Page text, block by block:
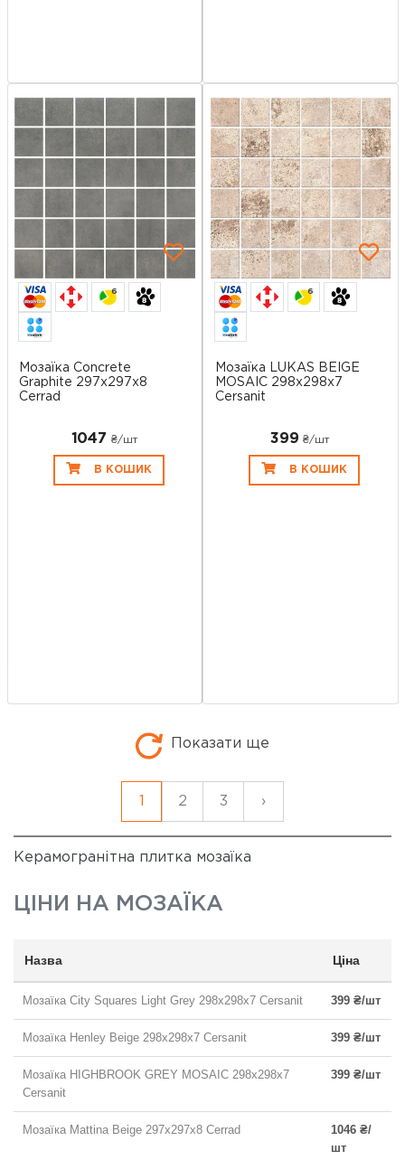
6
Мозаїка Concrete
Graphite 297x297x8
Cerrad
1047 ₴/шт
В КОШИК
6
Мозаїка LUKAS BEIGE
MOSAIC 298х298x7
Cersanit
399 ₴/шт
В КОШИК
Показати ще
2 3 ›
Керамогранітна плитка мозаїка
ЦІНИ НА МОЗАЇКА
Назва Ціна
Мозаїка City Squares Light Grey 298x298x7 Cersanit 399 ₴/шт
Мозаїка Henley Beige 298x298x7 Cersanit 399 ₴/шт
Мозаїка HIGHBROOK GREY MOSAIC 298х298x7
Cersanit
399 ₴/шт
Мозаїка Mattina Beige 297x297x8 Cerrad
1046 ₴/
шт